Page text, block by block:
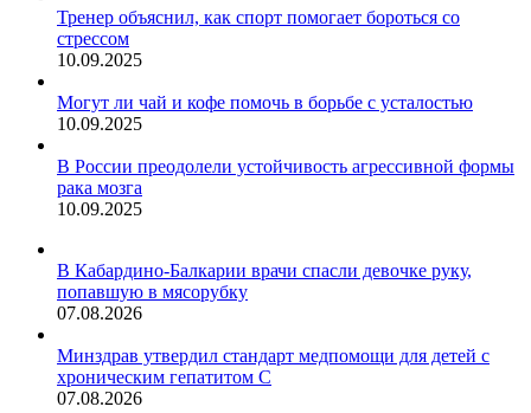
Тренер объяснил, как спорт помогает бороться со
стрессом
10.09.2025
Могут ли чай и кофе помочь в борьбе с усталостью
10.09.2025
В России преодолели устойчивость агрессивной формы
рака мозга
10.09.2025
В Кабардино-Балкарии врачи спасли девочке руку,
попавшую в мясорубку
07.08.2026
Минздрав утвердил стандарт медпомощи для детей с
хроническим гепатитом С
07.08.2026